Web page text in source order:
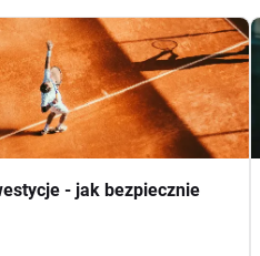
- jak bezpiecznie